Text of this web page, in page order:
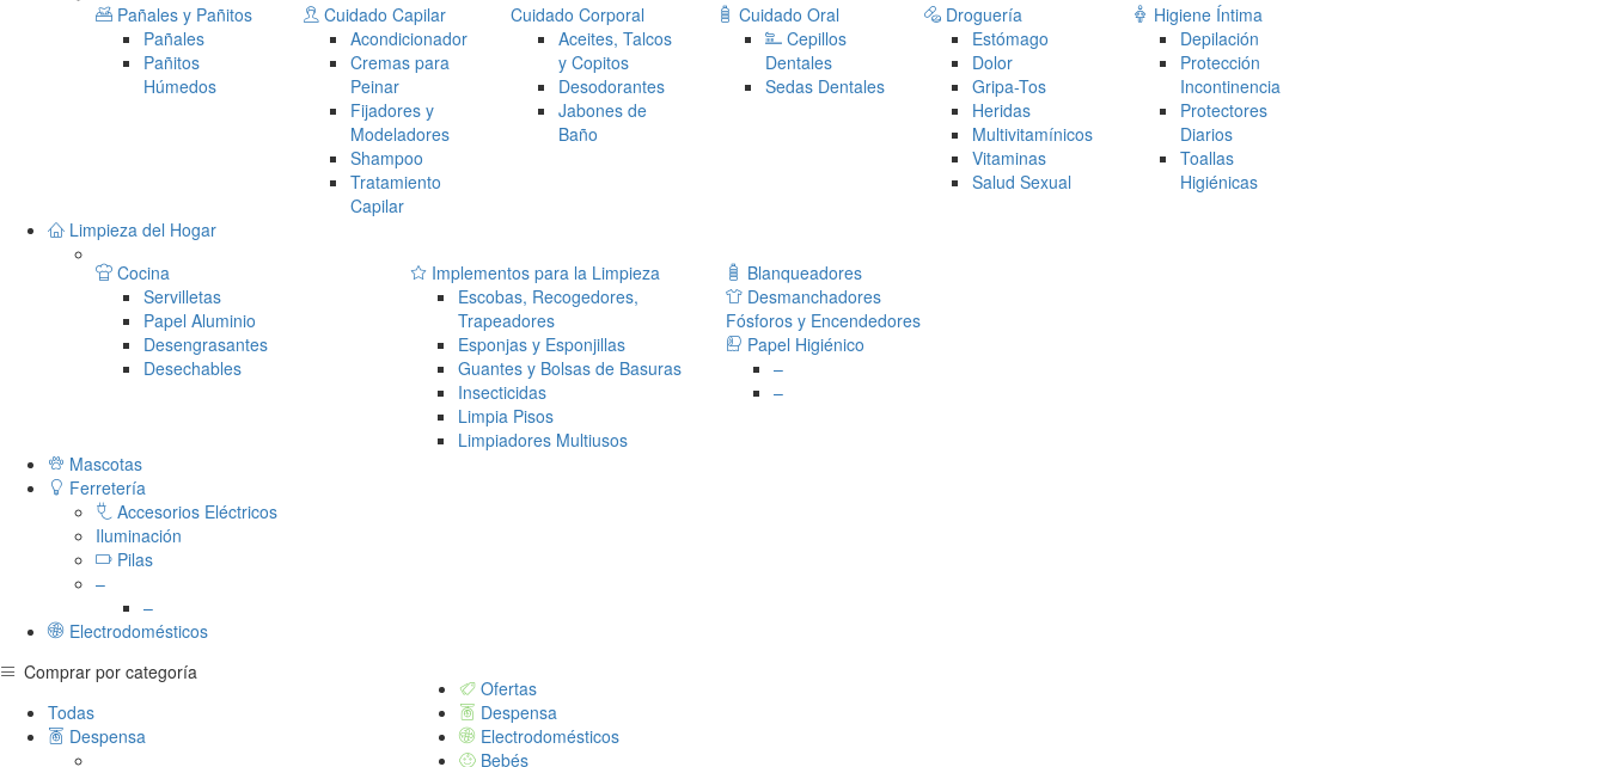
Pañales y Pañitos
Pañales
Pañitos
Húmedos
Cuidado Capilar
Acondicionador
Cremas para
Peinar
Fijadores y
Modeladores
Shampoo
Tratamiento
Capilar
Cuidado Corporal
Aceites, Talcos
y Copitos
Desodorantes
Jabones de
Baño
Cuidado Oral
Cepillos
Dentales
Sedas Dentales
Droguería
Estómago
Dolor
Gripa-Tos
Heridas
Multivitamínicos
Vitaminas
Salud Sexual
Higiene Íntima
Depilación
Protección
Incontinencia
Protectores
Diarios
Toallas
Higiénicas
Limpieza del Hogar
Cocina
Servilletas
Papel Aluminio
Desengrasantes
Desechables
Implementos para la Limpieza
Escobas, Recogedores,
Trapeadores
Esponjas y Esponjillas
Guantes y Bolsas de Basuras
Insecticidas
Limpia Pisos
Limpiadores Multiusos
Blanqueadores
Desmanchadores
Fósforos y Encendedores
Papel Higiénico
–
–
Mascotas
Ferretería
Accesorios Eléctricos
Iluminación
Pilas
–
–
Electrodomésticos
Comprar por categoría
Todas
Despensa
Ofertas
Despensa
Electrodomésticos
Bebés